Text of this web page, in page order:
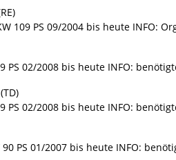
109 PS 09/2004 bis heute
PS 02/2008 bis heute INFO:
PS 02/2008 bis heute INFO:
90 PS 01/2007 bis heute INFO: